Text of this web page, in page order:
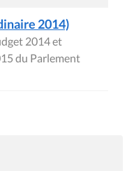
2014)
2014 et
du Parlement